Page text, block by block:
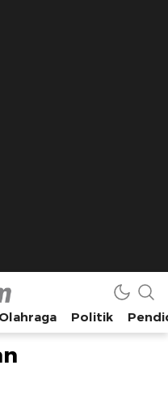
Sulawesi Selatan
Olahraga Politik